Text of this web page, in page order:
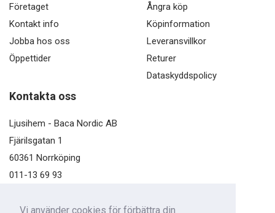
Vi använder cookies för förbättra din
Företaget
Kontakt info
Jobba hos oss
Öppettider
Ångra köp
Köpinformation
Leveransvillkor
Returer
Dataskyddspolicy
Kontakta oss
Ljusihem - Baca Nordic AB
Fjärilsgatan 1
60361 Norrköping
011-13 69 93